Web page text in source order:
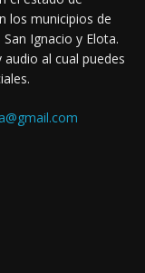
los municipios de
Ignacio y Elota.
al cual puedes